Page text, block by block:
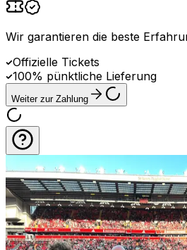
Wir garantieren die beste
Offizielle Tickets
100% pünktliche Lieferung
Weiter zur Zahlung